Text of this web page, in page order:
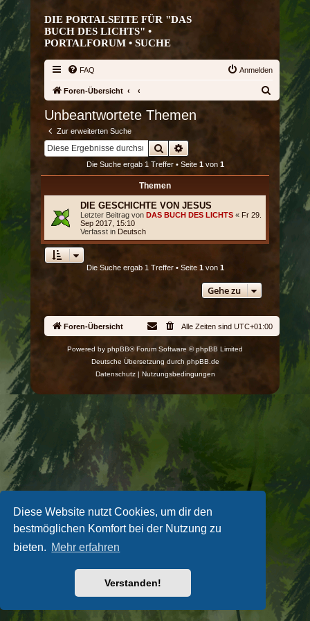
Diese Website nutzt Cookies, um dir den
bestmöglichen Komfort bei der Nutzung zu
bieten. Mehr erfahren
Verstanden!
DIE PORTALSEITE FÜR "DAS
BUCH DES LICHTS" •
PORTALFORUM • SUCHE
FAQ Anmelden
Foren-Übersicht
Unbeantwortete Themen
Zur erweiterten Suche
SucheErweiterte Suche
Die Suche ergab 1 Treffer • Seite 1von 1
Themen
DIE GESCHICHTE VON JESUS
Letzter Beitrag von DAS BUCH DES LICHTS « Fr 29.
Sep 2017, 15:10
Verfasst in Deutsch
Die Suche ergab 1 Treffer • Seite 1von 1
Gehe zu
Foren-Übersicht Alle Zeiten sind UTC+01:00
Powered by phpBB® Forum Software © phpBB Limited
Deutsche Übersetzung durch phpBB.de
Datenschutz| Nutzungsbedingungen